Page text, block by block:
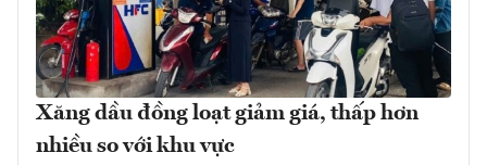
Xăng dầu đồng loạt giảm giá, thấp hơn
nhiều so với khu vực